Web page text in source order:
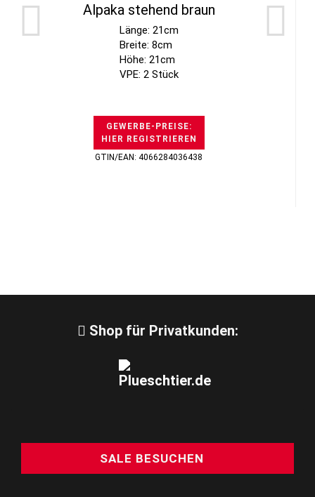
Alpaka stehend braun
Länge: 21cm
Breite: 8cm
Höhe: 21cm
VPE: 2 Stück
GEWERBE-PREISE:
HIER REGISTRIEREN
GTIN/EAN: 4066284036438
Shop für Privatkunden:
SALE BESUCHEN